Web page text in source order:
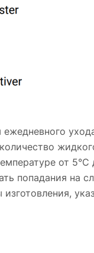
от
попадания на